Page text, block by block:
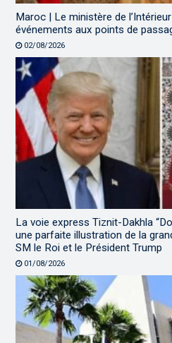
Maroc | Le ministère de
événements aux points de
02/08/2026
La voie express Tiznit-Dakhla
une parfaite illustration de la
SM le Roi et le Président Trump
01/08/2026